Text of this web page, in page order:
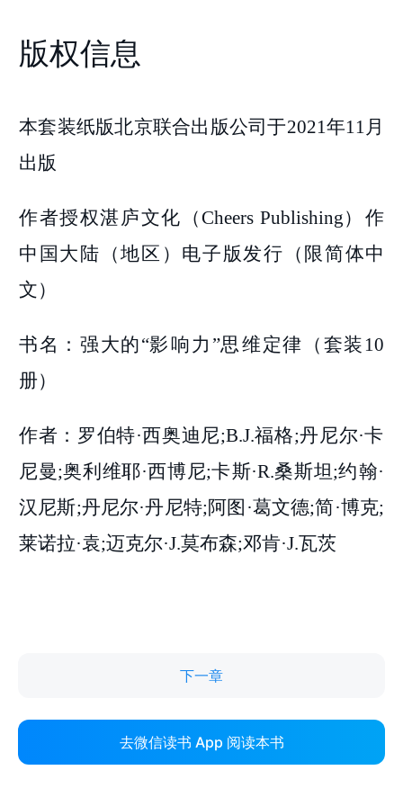
下一章
去微信读书 App 阅读本书